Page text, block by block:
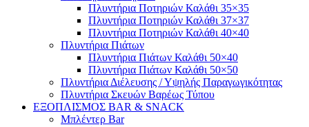
Πλυντήρια Ποτηριών Καλάθι 35×35
Πλυντήρια Ποτηριών Καλάθι 37×37
Πλυντήρια Ποτηριών Καλάθι 40×40
Πλυντήρια Πιάτων
Πλυντήρια Πιάτων Καλάθι 50×40
Πλυντήρια Πιάτων Καλάθι 50×50
Πλυντήρια Διέλευσης / Υψηλής Παραγωγικότητας
Πλυντήρια Σκευών Βαρέως Τύπου
ΕΞΟΠΛΙΣΜΟΣ BAR & SNACK
Μπλέντερ Bar